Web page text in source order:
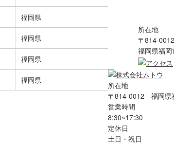
福岡県
福岡県
福岡県
福岡県
所在地
〒814-0012
福岡県福
所在地
〒814-0012 福岡県
営業時間
8:30~17:30
定休日
土日・祝日